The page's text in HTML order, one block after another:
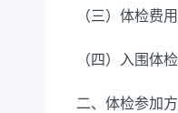
（三） 体检费用
（四）入围体
二、体检参加